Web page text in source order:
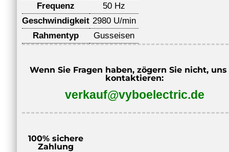
Frequenz
50 Hz
Geschwindigkeit 2980 U/min
Rahmentyp
Gusseisen
Wenn Sie Fragen haben, zögern Sie nicht, uns
kontaktieren:
verkauf@vyboelectric.de
100% sichere
Zahlung